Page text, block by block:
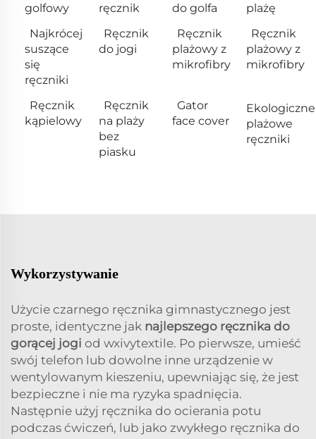
golfowy
ręcznik
do golfa
plażę
Najkrócej
suszące
się
ręczniki
Ręcznik
do jogi
Ręcznik
plażowy z
mikrofibry
Ręcznik
plażowy z
mikrofibry
Ręcznik
kąpielowy
Ręcznik
na plaży
bez
piasku
Gator
face cover
Ekologiczne
plażowe
ręczniki
Wykorzystywanie
Użycie czarnego ręcznika gimnastycznego jest
proste, identyczne jak najlepszego ręcznika do
gorącej jogi od wxivytextile. Po pierwsze, umieść
swój telefon lub dowolne inne urządzenie w
wentylowanym kieszeniu, upewniając się, że jest
bezpieczne i nie ma ryzyka spadnięcia.
Następnie użyj ręcznika do ocierania potu
podczas ćwiczeń, lub jako zwykłego ręcznika do